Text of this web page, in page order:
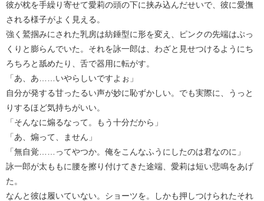
彼が枕を手繰り寄せて愛莉の頭の下に挟み込んだせいで、彼に愛撫
される様子がよく見える。
強く鷲掴みにされた乳房は紡錘型に形を変え、ピンクの先端はぷっ
くりと膨らんでいた。それを詠一郎は、わざと見せつけるようにち
ろちろと舐めたり、舌で器用に転がす。
「あ、あ……いやらしいですよぉ」
自分が発する甘ったるい声が妙に恥ずかしい。でも実際に、うっと
りするほど気持ちがいい。
「そんなに煽るなって。もう十分だから」
「あ、煽って、ません」
「無自覚……ってやつか。俺をこんなふうにしたのは君なのに」
詠一郎が太ももに腰を擦り付けてきた途端、愛莉は短い悲鳴をあげ
た。
なんと彼は履いていない。ショーツを。しかも押しつけられたそれ